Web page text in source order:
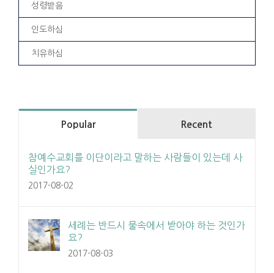
성령받음
인도하심
치유하심
Popular Recent
참예수교회를 이단이라고 말하는 사람들이 있는데 사
실인가요?
2017-08-02
세례는 반드시 물속에서 받아야 하는 것인가
요?
2017-08-03